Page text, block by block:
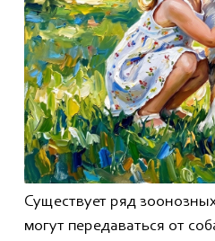
Существует ряд
могут передаваться от